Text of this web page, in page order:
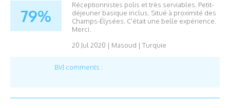
79%
Réceptionnistes polis et très serviables. Petit-
déjeuner basique inclus. Situé à proximité des
Champs-Élysées. C'était une belle expérience.
Merci.
20 Jul 2020 | Masoud | Turquie
BVJ comments :